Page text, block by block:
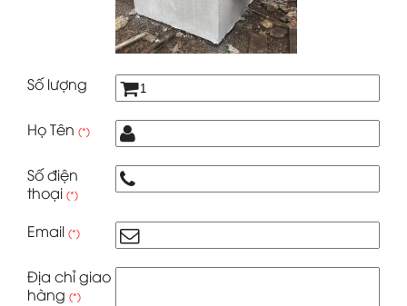
Số lượng
Họ Tên (*)
Số điện
thoại (*)
Email (*)
Địa chỉ giao
hàng (*)